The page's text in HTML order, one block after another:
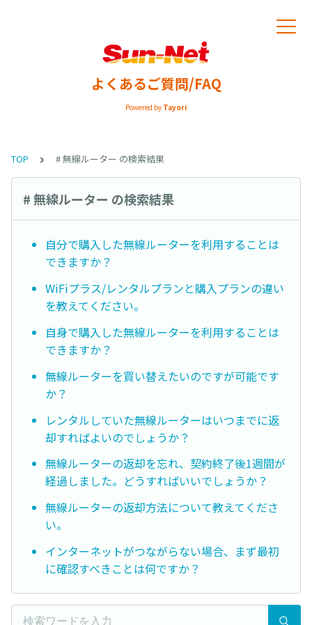
よくあるご質問/FAQ
Powered by Tayori
TOP # 無線ルーター の検索結果
# 無線ルーター の検索結果
自分で購入した無線ルーターを利用することは
できますか？
WiFiプラス/レンタルプランと購入プランの違い
を教えてください。
自身で購入した無線ルーターを利用することは
できますか？
無線ルーターを買い替えたいのですが可能です
か？
レンタルしていた無線ルーターはいつまでに返
却すればよいのでしょうか？
無線ルーターの返却を忘れ、契約終了後1週間が
経過しました。どうすればいいでしょうか？
無線ルーターの返却方法について教えてくださ
い。
インターネットがつながらない場合、まず最初
に確認すべきことは何ですか？